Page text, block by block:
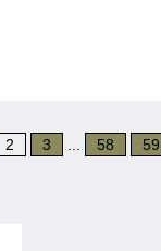
2 3 58 59